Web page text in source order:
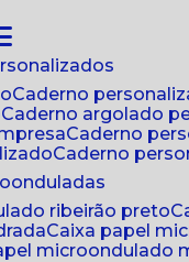
caderno
caderno argolado
caderno
caderno
ribeirão preto
caixa papel
microondulado